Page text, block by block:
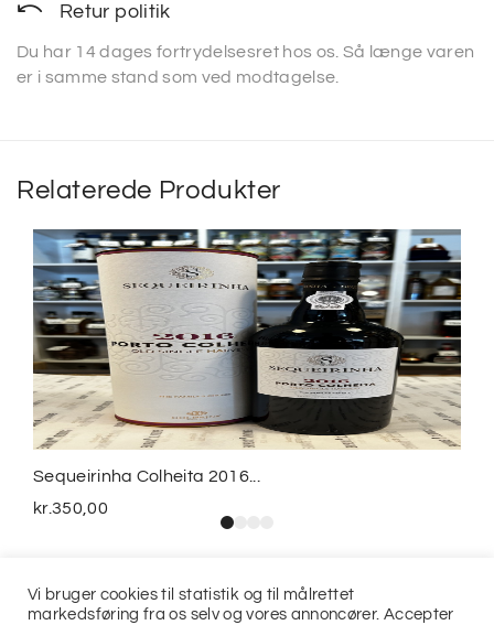
Retur politik
Du har 14 dages fortrydelsesret hos os. Så længe varen
er i samme stand som ved modtagelse.
Relaterede Produkter
Sequeirinha Colheita 2016...
kr.350,00
Vi bruger cookies til statistik og til målrettet
markedsføring fra os selv og vores annoncører. Accepter